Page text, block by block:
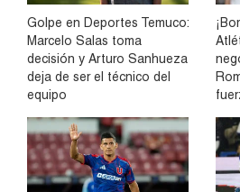
Golpe en Deportes Temuco:
Marcelo Salas toma
decisión y Arturo Sanhueza
deja de ser el técnico del
equipo